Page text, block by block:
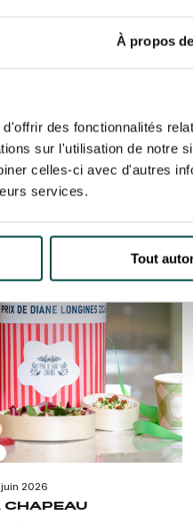
À propos
des fonctionnalités
sur l'utilisation de notre
celles-ci avec d'autres
services.
Tout
- LES FOLIES
Chantilly
dans un espace en bord de
avec animations, bar & DJ
DE 25€
DISPONIBLE
2026
CHAPEAU